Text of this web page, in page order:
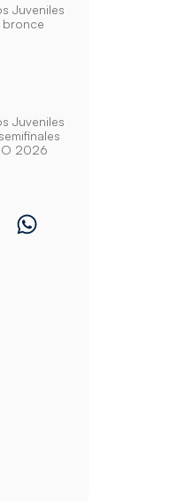
Juveniles
bronce
Juveniles
2026